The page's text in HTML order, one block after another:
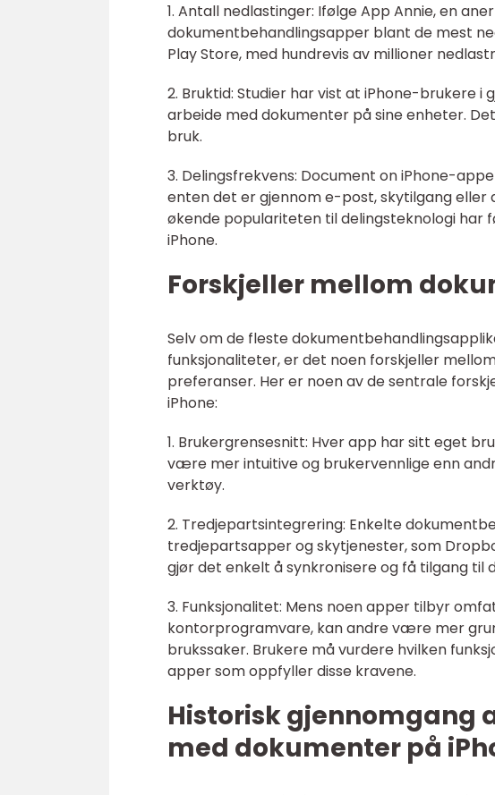
1. Antall nedlastinger: Ifølge App Annie, en
dokumentbehandlingsapper blant de mest
Play Store, med hundrevis av millioner
2. Bruktid: Studier har vist at iPhone-brukere
arbeide med dokumenter på sine enheter.
bruk.
3. Delingsfrekvens: Document on iPhone-
enten det er gjennom e-post, skytilgang eller
økende populariteten til delingsteknologi har
iPhone.
Forskjeller mellom
Selv om de fleste
funksjonaliteter, er det noen forskjeller
preferanser. Her er noen av de sentrale
iPhone:
1. Brukergrensesnitt: Hver app har sitt eget
være mer intuitive og brukervennlige enn
verktøy.
2. Tredjepartsintegrering: Enkelte
tredjepartsapper og skytjenester, som
gjør det enkelt å synkronisere og få tilgang
3. Funksjonalitet: Mens noen apper tilbyr
kontorprogramvare, kan andre være mer
brukssaker. Brukere må vurdere hvilken
apper som oppfyller disse kravene.
Historisk gjennomgang
med dokumenter på